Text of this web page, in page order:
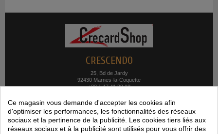
CRESCENDO
25, Bd de Jardy
92430 Marnes-la-Coquette
+33 1 47 41 29 18
Informations
Paiement sécurisé
Nos produits
Promotions
Ce magasin vous demande d'accepter les cookies afin
d'optimiser les performances, les fonctionnalités des réseaux
sociaux et la pertinence de la publicité. Les cookies tiers liés aux
réseaux sociaux et à la publicité sont utilisés pour vous offrir des